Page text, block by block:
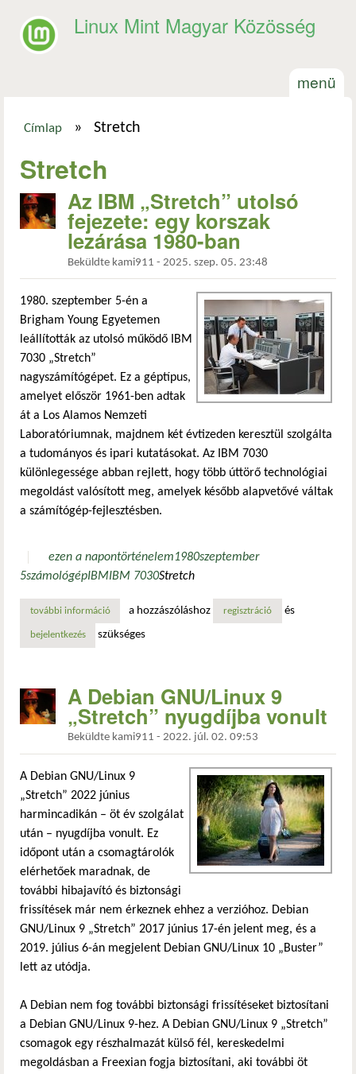
Linux Mint Magyar Közösség
menü
Címlap » Stretch
Stretch
Az IBM „Stretch” utolsó
fejezete: egy korszak
lezárása 1980-ban
Beküldte kami911 - 2025. szep. 05. 23:48
1980. szeptember 5-én a
Brigham Young Egyetemen
leállították az utolsó működő IBM
7030 „Stretch”
nagyszámítógépet. Ez a géptípus,
amelyet először 1961-ben adtak
át a Los Alamos Nemzeti
Laboratóriumnak, majdnem két évtizeden keresztül szolgálta
a tudományos és ipari kutatásokat. Az IBM 7030
különlegessége abban rejlett, hogy több úttörő technológiai
megoldást valósított meg, amelyek később alapvetővé váltak
a számítógép-fejlesztésben.
ezen a napontörténelem1980szeptember
5számológépIBMIBM 7030Stretch
további információaz ibm „stretch” utolsó fejezete: egy korszak lezárása
a hozzászóláshoz regisztráció és
bejelentkezés szükséges
A Debian GNU/Linux 9
„Stretch” nyugdíjba vonult
Beküldte kami911 - 2022. júl. 02. 09:53
A Debian GNU/Linux 9
„Stretch” 2022 június
harmincadikán – öt év szolgálat
után – nyugdíjba vonult. Ez
időpont után a csomagtárolók
elérhetőek maradnak, de
további hibajavító és biztonsági
frissítések már nem érkeznek ehhez a verzióhoz. Debian
GNU/Linux 9 „Stretch” 2017 június 17-én jelent meg, és a
2019. július 6-án megjelent Debian GNU/Linux 10 „Buster”
lett az utódja.
A Debian nem fog további biztonsági frissítéseket biztosítani
a Debian GNU/Linux 9-hez. A Debian GNU/Linux 9 „Stretch”
csomagok egy részhalmazát külső fél, kereskedelmi
megoldásban a Freexian fogja biztosítani, aki további öt